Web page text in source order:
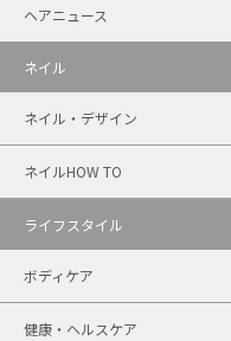
ヘアニュース
ネイル
ネイル・デザイン
ネイルHOW TO
ライフスタイル
ボディケア
健康・ヘルスケア